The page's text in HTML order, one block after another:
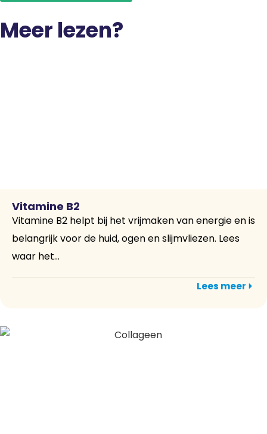
Meer lezen?
Vitamine B2
Vitamine B2 helpt bij het vrijmaken van energie en is
belangrijk voor de huid, ogen en slijmvliezen. Lees
waar het...
Lees meer